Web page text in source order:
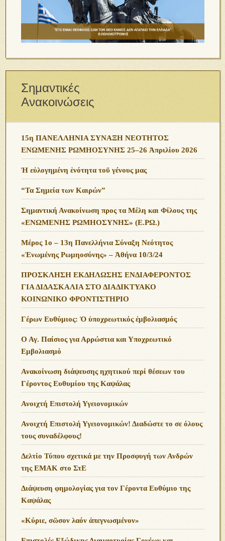
Σημαντικές
Ανακοινώσεις
15η ΠΑΝΕΛΛΗΝΙΑ ΣΥΝΑΞΗ ΝΕΟΤΗΤΟΣ
ΕΝΩΜΕΝΗΣ ΡΩΜΗΟΣΥΝΗΣ 25–26 Ἀπριλίου 2026
Ἡ εὐλογημένη ἑνότητα τοῦ γένους μας
“Τα Σημεία των Καιρών”
Σημαντική Ανακοίνωση προς τα Μέλη και Φίλους της
«ΕΝΩΜΕΝΗΣ ΡΩΜΗΟΣΥΝΗΣ» (Ε.ΡΩ.)
Μέρος 1ο – 13η Πανελλήνια Σύναξη Νεότητος
«Ἑνωμένης Ρωμηοσύνης» – Ἀθήνα 10/3/24
ΠΡΟΣΚΛΗΣΗ ΕΚΔΗΛΩΣΗΣ ΕΝΔΙΑΦΕΡΟΝΤΟΣ
ΓΙΑ ΔΙΔΑΣΚΑΛΙΑ ΣΤΟ ΔΙΑΔΙΚΤΥΑΚΟ
ΚΟΙΝΩΝΙΚΟ ΦΡΟΝΤΙΣΤΗΡΙΟ
Γέρων Ευθύμιος: Ὁ ὑποχρεωτικός ἐμβολιασμός
Ο Αγ. Παίσιος για Αρρώστια και Υποχρεωτικό
Εμβολιασμό
Ανακοίνωση διάψευσης ηχητικού περί θέσεων του
Γέροντος Ευθυμίου της Καψάλας
Ανοιχτή Επιστολή Υγειονομικών
Ανοιχτή Επιστολή Υγειονομικών! Διαδώστε το σε όλους
τους συναδέλφους!
Δελτίο Τύπου σχετικά με την Προσφυγή των Ανδρών
της ΕΜΑΚ στο ΣτΕ
Διάψευση φημολογίας για τον Γέροντα Ευθύμιο της
Καψάλας
«Κύριε, σῶσον λαόν ἀπεγνωσμένον»